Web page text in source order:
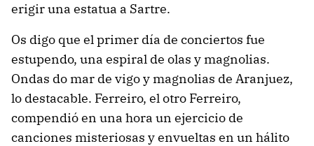
erigir una estatua a Sartre.
Os digo que el primer día de conciertos fue
estupendo, una espiral de olas y magnolias.
Ondas do mar de vigo y magnolias de Aranjuez,
lo destacable. Ferreiro, el otro Ferreiro,
compendió en una hora un ejercicio de
canciones misteriosas y envueltas en un hálito